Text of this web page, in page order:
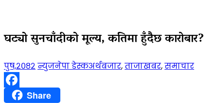
घट्यो सुनचाँदीको मूल्य, कतिमा हुँदैछ कारोबार?
पुष,२०८२ न्युजनेपा डेस्कअर्थबजार,ताजाखबर,समाचार
FacebookShare